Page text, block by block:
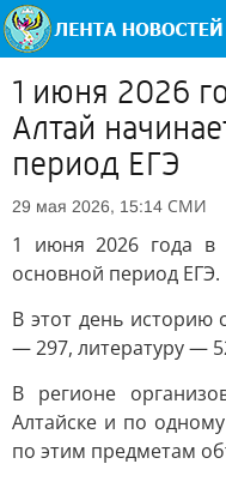
1 июня 2026
Алтай
период ЕГЭ
29 мая 2026, 15:14 СМИ
1 июня 2026 года в
основной период ЕГЭ.
В этот день историю
— 297, литературу —
В регионе
Алтайске и по
по этим предметам